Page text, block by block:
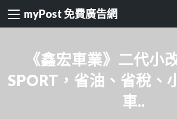
myPost 免費廣告網
《鑫宏車業》二代小
SPORT，省油、省稅、
車..